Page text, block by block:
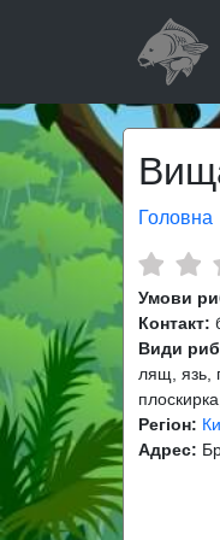
Головна
Умови
Контакт:
Види
лящ, язь,
Регіон:
Адрес: